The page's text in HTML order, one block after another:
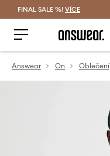
FINAL SALE %! VÍCE
Answear On Oblečení